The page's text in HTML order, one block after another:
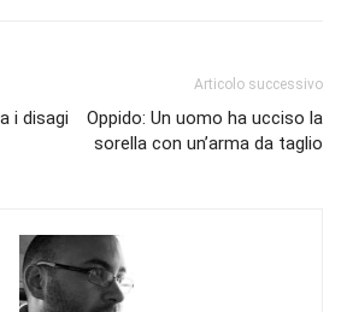
i disagi
Articolo successivo
Oppido: Un uomo ha ucciso la
sorella con un’arma da taglio